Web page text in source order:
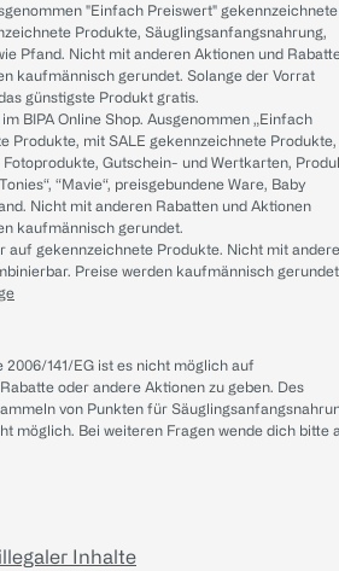
"Einfach Preiswert" gekennzeichnete
Produkte, Säuglingsanfangsnahrung,
Pfand. Nicht mit anderen Aktionen und
kaufmännisch gerundet. Solange der Vorrat
günstigste Produkt gratis.
BIPA Online Shop. Ausgenommen „Einfach
Produkte, mit SALE gekennzeichnete Produkte,
Gutschein- und Wertkarten,
“Mavie“, preisgebundene Ware, Baby
Nicht mit anderen Rabatten und Aktionen
kaufmännisch gerundet.
auf gekennzeichnete Produkte. Nicht mit
Preise werden kaufmännisch
141/EG ist es nicht möglich auf
oder andere Aktionen zu geben. Des
von Punkten für
möglich. Bei weiteren Fragen wende dich bitte
Inhalte